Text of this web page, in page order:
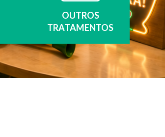
OUTROS
TRATAMENTOS